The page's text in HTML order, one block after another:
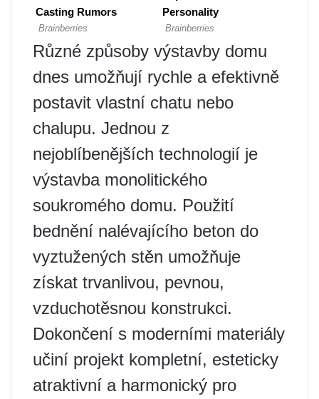
Různé způsoby výstavby domu
dnes umožňují rychle a efektivně
postavit vlastní chatu nebo
chalupu. Jednou z
nejoblíbenějších technologií je
výstavba monolitického
soukromého domu. Použití
bednění nalévajícího beton do
vyztužených stěn umožňuje
získat trvanlivou, pevnou,
vzduchotěsnou konstrukci.
Dokončení s moderními materiály
učiní projekt kompletní, esteticky
atraktivní a harmonický pro